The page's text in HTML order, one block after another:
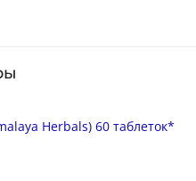
Herbals) 60 таблеток*